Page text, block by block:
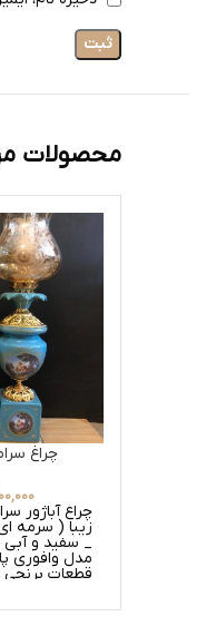
محصولات
چراغ
چراغ آباژور
زیبا ( سرمه
_ سفید و
مدل وافوری
قطعات برنجی